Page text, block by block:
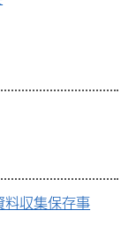
収集保存事